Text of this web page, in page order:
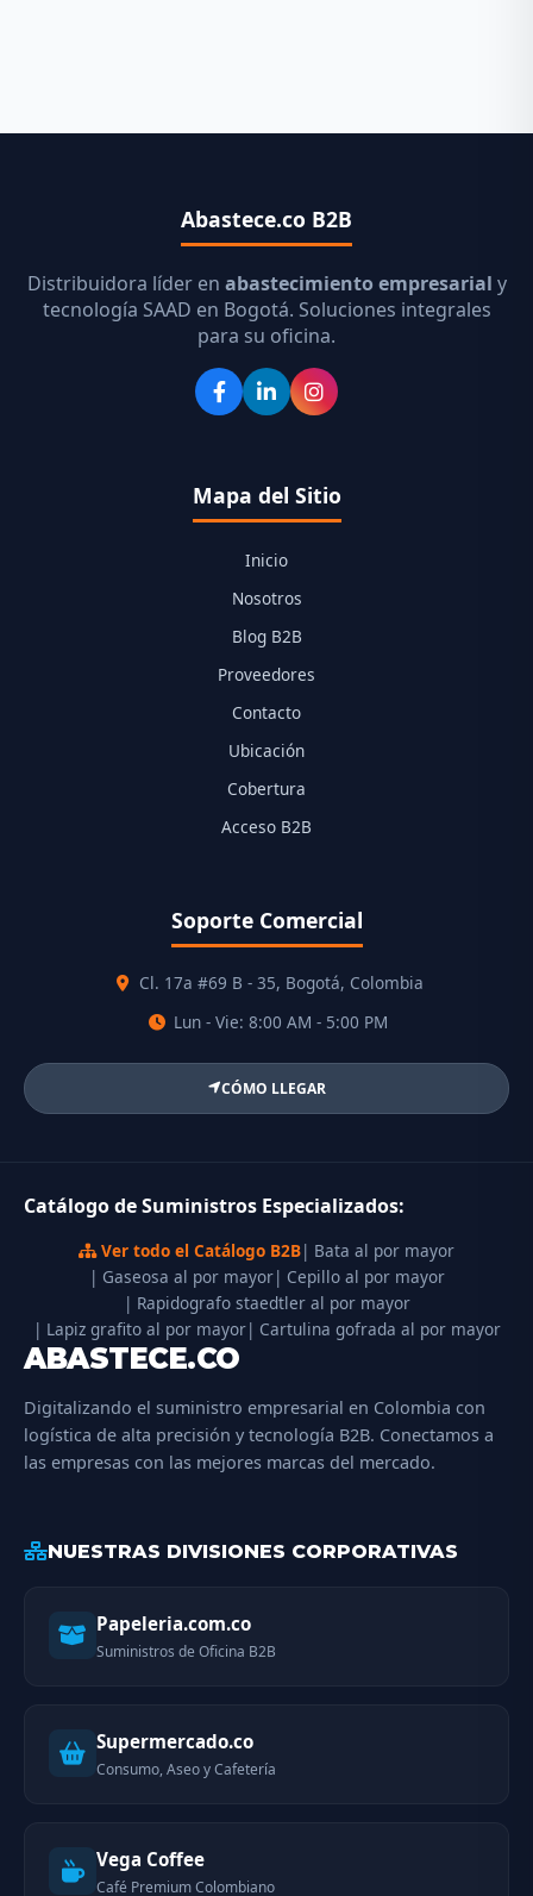
Abastece.co B2B
Distribuidora líder en abastecimiento empresarial y
tecnología SAAD en Bogotá. Soluciones integrales
para su oficina.
Mapa del Sitio
Inicio
Nosotros
Blog B2B
Proveedores
Contacto
Ubicación
Cobertura
Acceso B2B
Soporte Comercial
Cl. 17a #69 B - 35, Bogotá, Colombia
Lun - Vie: 8:00 AM - 5:00 PM
CÓMO LLEGAR
Catálogo de Suministros Especializados:
Ver todo el Catálogo B2B| Bata al por mayor
| Gaseosa al por mayor| Cepillo al por mayor
| Rapidografo staedtler al por mayor
| Lapiz grafito al por mayor| Cartulina gofrada al por mayor
ABASTECE.CO
Digitalizando el suministro empresarial en Colombia con
logística de alta precisión y tecnología B2B. Conectamos a
las empresas con las mejores marcas del mercado.
NUESTRAS DIVISIONES CORPORATIVAS
Papeleria.com.co
Suministros de Oficina B2B
Supermercado.co
Consumo, Aseo y Cafetería
Vega Coffee
Café Premium Colombiano